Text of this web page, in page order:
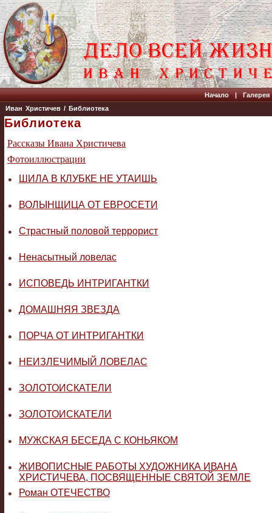
Начало|Галерея
Иван Христичев / Библиотека
Библиотека
Рассказы Ивана Христичева
Фотоиллюстрации
• ШИЛА В КЛУБКЕ НЕ УТАИШЬ
• ВОЛЫНЩИЦА ОТ ЕВРОСЕТИ
• Страстный половой террорист
• Ненасытный ловелас
• ИСПОВЕДЬ ИНТРИГАНТКИ
• ДОМАШНЯЯ ЗВЕЗДА
• ПОРЧА ОТ ИНТРИГАНТКИ
• НЕИЗЛЕЧИМЫЙ ЛОВЕЛАС
• ЗОЛОТОИСКАТЕЛИ
• ЗОЛОТОИСКАТЕЛИ
• МУЖСКАЯ БЕСЕДА С КОНЬЯКОМ
•
ЖИВОПИСНЫЕ РАБОТЫ ХУДОЖНИКА ИВАНА
ХРИСТИЧЕВА, ПОСВЯЩЕННЫЕ СВЯТОЙ ЗЕМЛЕ
• Роман ОТЕЧЕСТВО